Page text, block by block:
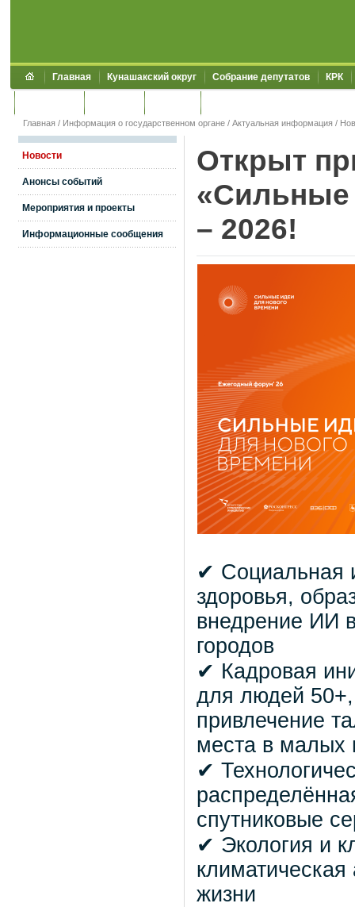
Главная Кунашакский округ Собрание депутатов КРК
Главная / Информация о государственном органе / Актуальная информация /
Новости
Анонсы событий
Мероприятия и проекты
Информационные сообщения
Открыт
«Сильные
– 2026!
✔ Социальная
здоровья,
внедрение ИИ
городов
✔ Кадровая
для людей
привлечение
места в малых
✔
спутниковые
✔ Экология и
жизни